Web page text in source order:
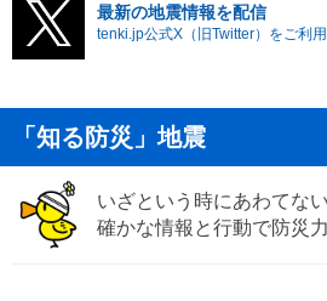
最新の地震情報を配信
tenki.jp公式X（旧Twitter）をご利用
「知る防災」地震
いざという時にあわてな
確かな情報と行動で防災